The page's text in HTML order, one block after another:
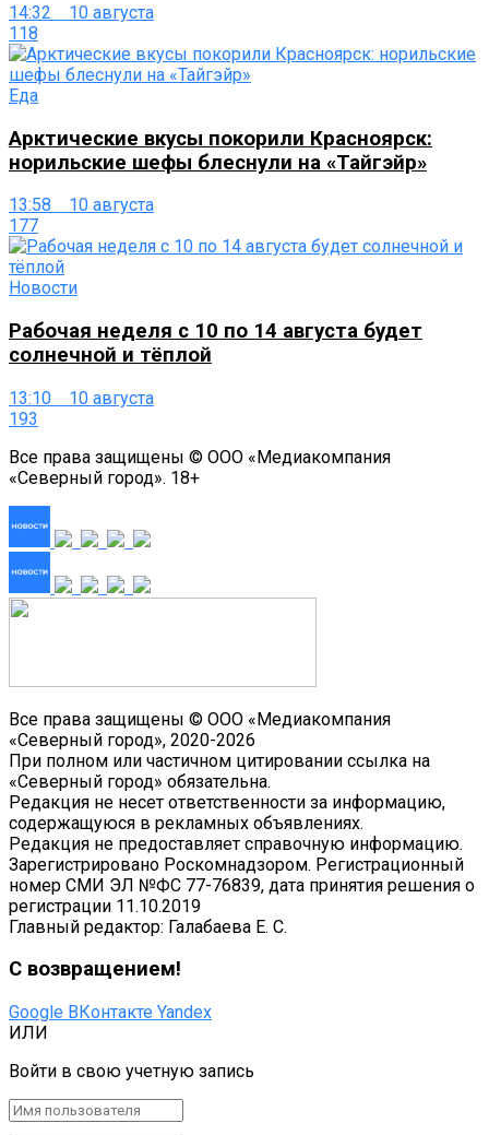
14:32 10 августа
118
Еда
Арктические вкусы покорили Красноярск:
норильские шефы блеснули на «Тайгэйр»
13:58 10 августа
177
Новости
Рабочая неделя с 10 по 14 августа будет
солнечной и тёплой
13:10 10 августа
193
Все права защищены © ООО «Медиакомпания
«Северный город». 18+
Все права защищены © ООО «Медиакомпания
«Северный город», 2020-2026
При полном или частичном цитировании ссылка на
«Северный город» обязательна.
Редакция не несет ответственности за информацию,
содержащуюся в рекламных объявлениях.
Редакция не предоставляет справочную информацию.
Зарегистрировано Роскомнадзором. Регистрационный
номер СМИ ЭЛ №ФС 77-76839, дата принятия решения о
регистрации 11.10.2019
Главный редактор: Галабаева Е. С.
С возвращением!
Google ВКонтакте Yandex
ИЛИ
Войти в свою учетную запись